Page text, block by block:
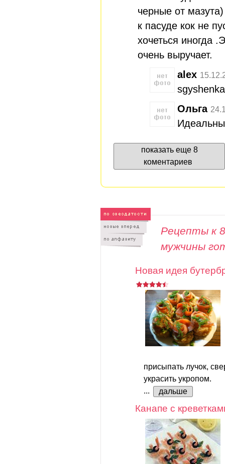
черные от
к пасуде кок не
хочеться иногда
очень выручает.
alex
Ольга
показать еще 8
коментариев
Рецепты к
мужчины
Новая идея
присыпать лучок,
украсить укропом.
...
дальше
Канапе с